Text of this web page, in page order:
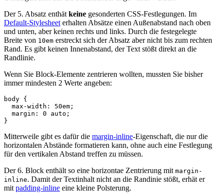
Der 5. Absatz enthätkeine gesonderten CSS-Festlegungen. Im
Default-Stylesheeterhalten Absätze einen Außenabstand nach oben
und unten, aber keinen rechts und links. Durch die festegelegte
Breite von 10em erstreckt sich der Absatz aber nicht bis zum rechten
Rand. Es gibt keinen Innenabstand, der Text stößt direkt an die
Randlinie.
Wenn Sie Block-Elemente zentrieren wollten, mussten Sie bisher
immer mindesten 2 Werte angeben:
body {
max-width : 50em ;
margin : 0 auto ;
}
Mitterweile gibt es dafür die margin-inline-Eigenschaft, die nur die
horizontalen Abstände formatieren kann, ohne auch eine Festlegung
für den vertikalen Abstand treffen zu müssen.
Der 6. Block enthält so eine horizontae Zentrierung mit margin-
inline. Damit der Textinhalt nicht an die Randinie stößt, erhät er
mitpadding-inline eine kleine Polsterung.